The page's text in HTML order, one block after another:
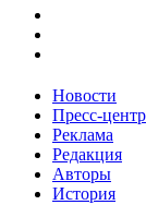
Новости
Пресс-центр
Реклама
Редакция
Авторы
История